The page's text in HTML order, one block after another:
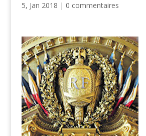
5, Jan 2018 | 0 commentaires